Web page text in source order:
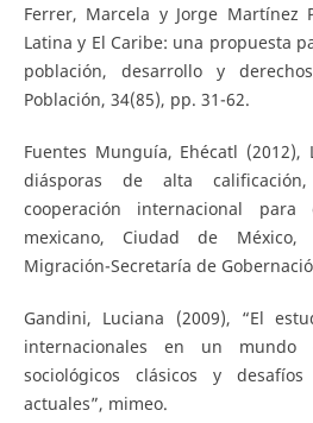
Ferrer, Marcela y Jorge Martínez
Latina y El Caribe: una propuesta
población, desarrollo y
Población, 34(85), pp. 31-62.
Fuentes Munguía, Ehécatl (2012),
diásporas de alta
cooperación internacional
mexicano, Ciudad de
Migración-Secretaría de
Gandini, Luciana (2009), “El
internacionales en un mundo
sociológicos clásicos y
actuales”, mimeo.